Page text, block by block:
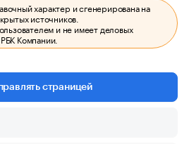
характер и сгенерирована на
источников.
и не имеет деловых
Компании.
страницей